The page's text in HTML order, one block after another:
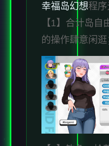
幸福岛幻想程
【1】合计岛自
的操作肆意闲逛